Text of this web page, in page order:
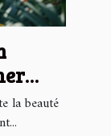
la beauté